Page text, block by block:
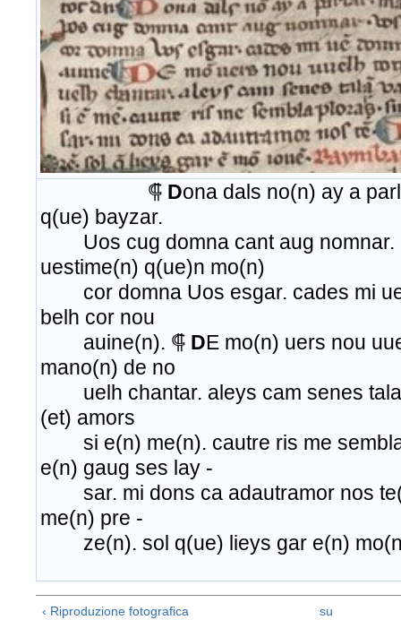
⸿ Dona dals no(n) ay a
q(ue) bayzar.
Uos cug domna cant aug nomnar.
uestime(n) q(ue)n mo(n)
cor domna Uos esgar. cades mi
belh cor nou
auine(n). ⸿ DE mo(n) uers nou
mano(n) de no
uelh chantar. aleys cam senes
(et) amors
si e(n) me(n). cautre ris me
e(n) gaug ses lay -
sar. mi dons ca adautramor nos
me(n) pre -
ze(n). sol q(ue) lieys gar e(n)
‹ Riproduzione fotografica su